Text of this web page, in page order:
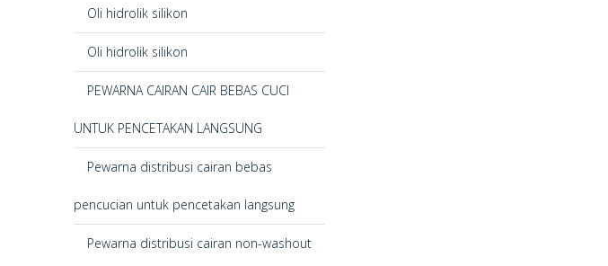
Oli hidrolik silikon
Oli hidrolik silikon
PEWARNA CAIRAN CAIR BEBAS CUCI
UNTUK PENCETAKAN LANGSUNG
Pewarna distribusi cairan bebas
pencucian untuk pencetakan langsung
Pewarna distribusi cairan non-washout